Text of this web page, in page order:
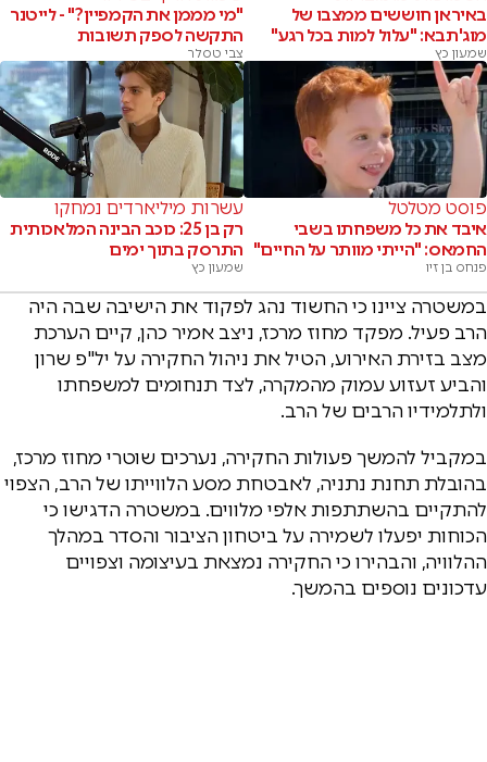
באיראן חוששים ממצבו של
מוג'תבא: "עלול למות בכל רגע"
שמעון כץ
"מי מממן את הקמפיין?" - לייטנר
התקשה לספק תשובות
צבי טסלר
פוסט מטלטל
איבד את כל משפחתו בשבי
החמאס: "הייתי מוותר על החיים"
פנחס בן זיו
עשרות מיליארדים נמחקו
רק בן 25: כוכב הבינה המלאכותית
התרסק בתוך ימים
שמעון כץ
במשטרה ציינו כי החשוד נהג לפקוד את הישיבה שבה היה
הרב פעיל. מפקד מחוז מרכז, ניצב אמיר כהן, קיים הערכת
מצב בזירת האירוע, הטיל את ניהול החקירה על יל"פ שרון
והביע זעזוע עמוק מהמקרה, לצד תנחומים למשפחתו
ולתלמידיו הרבים של הרב.
במקביל להמשך פעולות החקירה, נערכים שוטרי מחוז מרכז,
בהובלת תחנת נתניה, לאבטחת מסע הלווייתו של הרב, הצפוי
להתקיים בהשתתפות אלפי מלווים. במשטרה הדגישו כי
הכוחות יפעלו לשמירה על ביטחון הציבור והסדר במהלך
ההלוויה, והבהירו כי החקירה נמצאת בעיצומה וצפויים
עדכונים נוספים בהמשך.